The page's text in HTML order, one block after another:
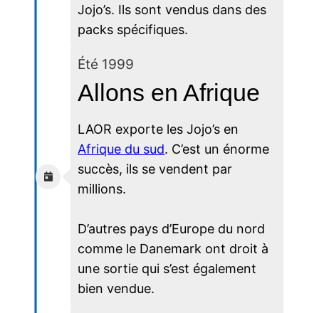
Jojo’s. Ils sont vendus dans des
packs spécifiques.
Été 1999
Allons en Afrique
LAOR exporte les Jojo’s en
Afrique du sud. C’est un énorme
succès, ils se vendent par
millions.
D’autres pays d’Europe du nord
comme le Danemark ont droit à
une sortie qui s’est également
bien vendue.